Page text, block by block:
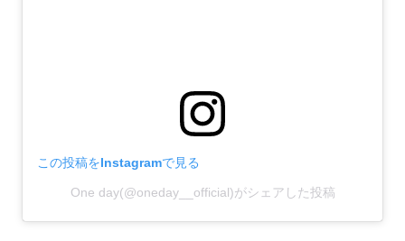
この投稿をInstagramで見る
One day(@oneday__official)がシェアした投稿